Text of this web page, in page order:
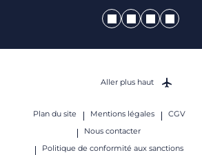
Plan du site Mentions légales
CGV
Nous contacter
Politique de conformité aux sanctions
Aller plus haut